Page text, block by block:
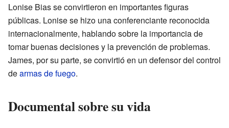
Lonise Bias se convirtieron en importantes figuras
públicas. Lonise se hizo una conferenciante reconocida
internacionalmente, hablando sobre la importancia de
tomar buenas decisiones y la prevención de problemas.
James, por su parte, se convirtió en un defensor del control
dearmas de fuego.
Documental sobre su vida